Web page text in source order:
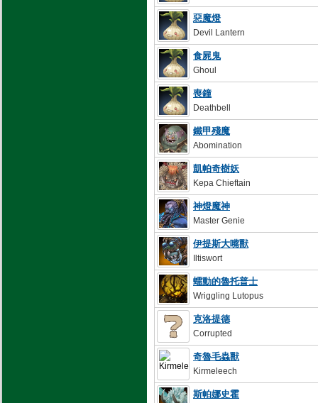
惡魔燈
Devil Lantern
食屍鬼
Ghoul
喪鐘
Deathbell
鐵甲殘魔
Abomination
凱帕奇樹妖
Kepa Chieftain
神燈魔神
Master Genie
伊提斯大嘴獸
Iltiswort
蠕動的魯托普士
Wriggling Lutopus
克洛提德
Corrupted
奇魯毛蟲獸
Kirmeleech
斯帕娜史霍